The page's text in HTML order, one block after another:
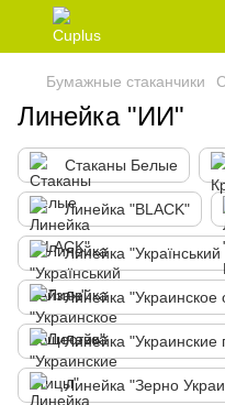
Бумажные стаканчики
Линейка "ИИ"
Стаканы Белые
Линейка "BLACK"
Линейка
Линейка "Украинское
Линейка "Украинские
Линейка "Зерно